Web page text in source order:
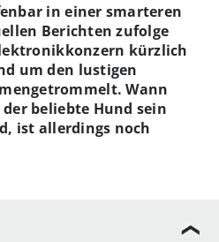
in einer smarteren
Berichten zufolge
kürzlich
um den lustigen
Wann
beliebte Hund sein
ist allerdings noch